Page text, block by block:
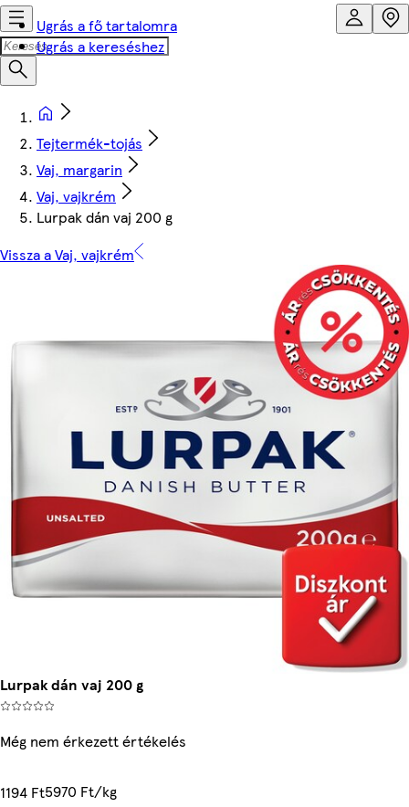
Ugrás a fő tartalomra
Ugrás a kereséshez
Tejtermék-tojás
Vaj, margarin
Vaj, vajkrém
Lurpak dán vaj 200 g
Vissza a Vaj, vajkrém
Lurpak dán vaj 200 g
Még nem érkezett értékelés
1194 Ft5970 Ft/kg